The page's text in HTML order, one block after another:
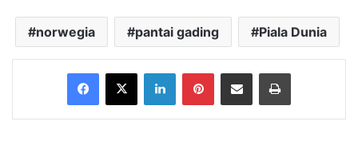
norwegia pantai gading Piala Dunia
Facebook
X LinkedInPinterestShare via Email Print